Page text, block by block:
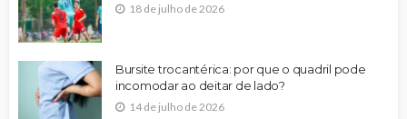
18 de julho de 2026
Bursite trocantérica: por que o quadril pode
incomodar ao deitar de lado?
14 de julho de 2026